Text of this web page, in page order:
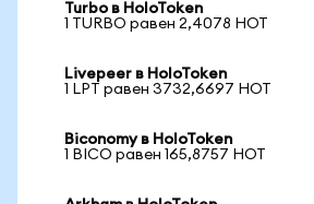
Turbo в HoloToken
1 TURBO равен 2,4078 HOT
Livepeer в HoloToken
1 LPT равен 3732,6697 HOT
Biconomy в HoloToken
1 BICO равен 165,8757 HOT